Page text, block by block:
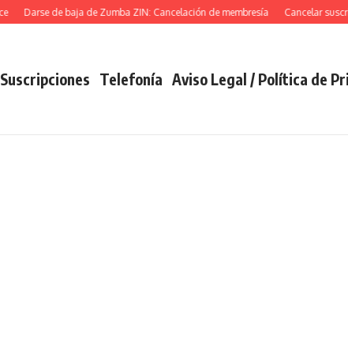
Darse de baja de Zumba ZIN: Cancelación de membresía Cancelar
Suscripciones Telefonía Aviso Legal / Política de